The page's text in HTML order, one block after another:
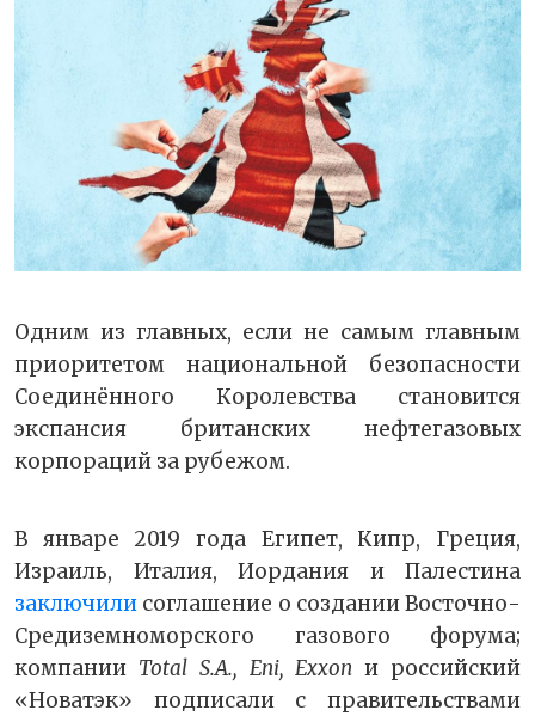
Одним из главных, если не самым главным
приоритетом национальной безопасности
Соединённого Королевства становится
экспансия британских нефтегазовых
корпораций за рубежом.
В январе 2019 года Египет, Кипр, Греция,
Израиль, Италия, Иордания и Палестина
заключили соглашение о создании Восточно-
Средиземноморского газового форума;
компании Total S.A., Eni, Exxonи российский
«Новатэк» подписали с правительствами